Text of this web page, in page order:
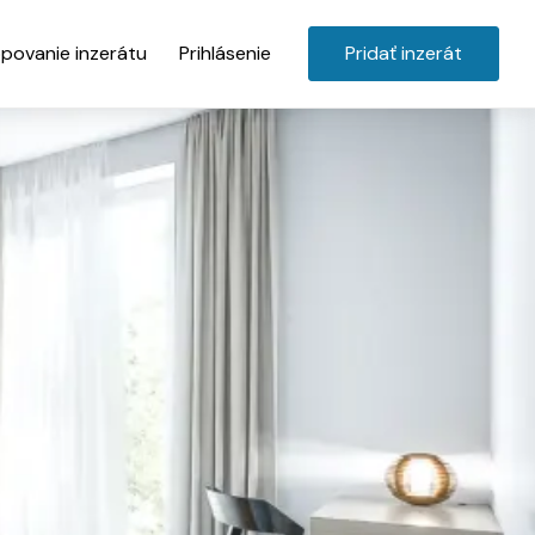
inzerátu Prihlásenie Pridať inzerát